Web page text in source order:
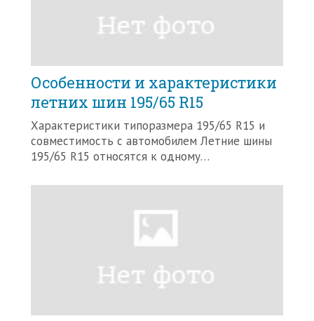
Особенности и характеристики
летних шин 195/65 R15
Характеристики типоразмера 195/65 R15 и
совместимость с автомобилем Летние шины
195/65 R15 относятся к одному…